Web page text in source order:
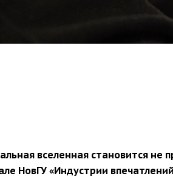
вселенная становится не
НовГУ «Индустрии